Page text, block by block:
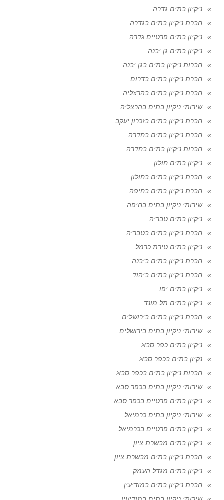
ניקיון בתים גדרה
חברת ניקיון בתים בגדרה
ניקיון בתים פרטיים גדרה
ניקיון בתים גן יבנה
חברות ניקיון בתים בגן יבנה
חברת ניקיון בתים בדרום
חברת ניקיון בתים בהרצליה
שירותי ניקיון בתים בהרצליה
חברת ניקיון בתים בזכרון יעקב
חברת ניקיון בתים בחדרה
חברות ניקיון בתים בחדרה
ניקיון בתים חולון
חברת ניקיון בתים בחולון
חברת ניקיון בתים בחיפה
שירותי ניקיון בתים בחיפה
ניקיון בתים טבריה
חברת ניקיון בתים בטבריה
ניקיון בתים טירת כרמל
חברת ניקיון בתים ביבנה
חברת ניקיון בתים ביהוד
ניקיון בתים יפו
ניקיון בתים תל מונד
חברת ניקיון בתים בירושלים
שירותי ניקיון בתים בירושלים
ניקיון בתים כפר סבא
נקיון בתים בכפר סבא
חברות ניקיון בתים בכפר סבא
שירותי ניקיון בתים בכפר סבא
ניקיון בתים פרטיים בכפר סבא
שירותי ניקיון בתים כרמיאל
ניקיון בתים פרטיים בכרמיאל
ניקיון בתים מבשרת ציון
חברת ניקיון בתים מבשרת ציון
ניקיון בתים מגדל העמק
חברת ניקיון בתים במודיעין